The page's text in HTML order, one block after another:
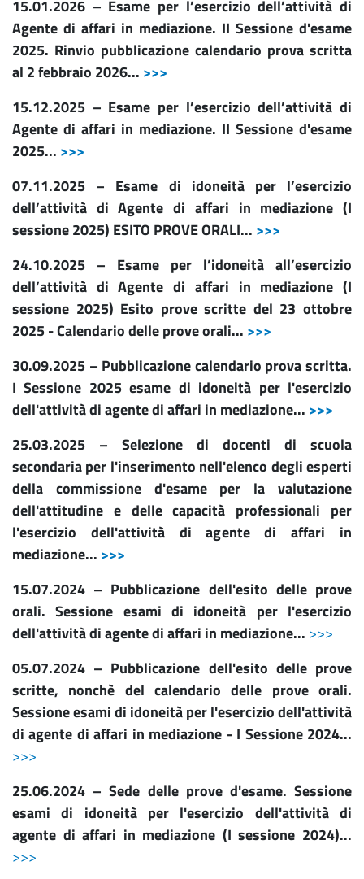
15.01.2026 – Esame per l’esercizio dell’attività di
Agente di affari in mediazione. II Sessione d'esame
2025. Rinvio pubblicazione calendario prova scritta
al 2 febbraio 2026... >>>
15.12.2025 – Esame per l’esercizio dell’attività di
Agente di affari in mediazione. II Sessione d'esame
2025... >>>
07.11.2025 – Esame di idoneità per l’esercizio
dell’attività di Agente di affari in mediazione (I
sessione 2025) ESITO PROVE ORALI... >>>
24.10.2025 – Esame per l’idoneità all’esercizio
dell’attività di Agente di affari in mediazione (I
sessione 2025) Esito prove scritte del 23 ottobre
2025 - Calendario delle prove orali... >>>
30.09.2025 – Pubblicazione calendario prova scritta.
I Sessione 2025 esame di idoneità per l'esercizio
dell'attività di agente di affari in mediazione... >>>
25.03.2025 – Selezione di docenti di scuola
secondaria per l'inserimento nell'elenco degli esperti
della commissione d'esame per la valutazione
dell'attitudine e delle capacità professionali per
l'esercizio dell'attività di agente di affari in
mediazione... >>>
15.07.2024 – Pubblicazione dell'esito delle prove
orali. Sessione esami di idoneità per l'esercizio
dell'attività di agente di affari in mediazione... >>>
05.07.2024 – Pubblicazione dell'esito delle prove
scritte, nonchè del calendario delle prove orali.
Sessione esami di idoneità per l'esercizio dell'attività
di agente di affari in mediazione - I Sessione 2024...
>>>
25.06.2024 – Sede delle prove d'esame. Sessione
esami di idoneità per l'esercizio dell'attività di
agente di affari in mediazione (I sessione 2024)...
>>>